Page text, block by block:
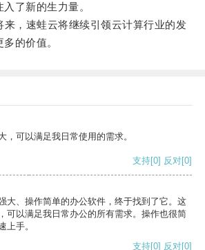
了新的生力量。
，速蛙云将继续引领云计算行业的发
的价值。
，可以满足我日常使用的需求。
支持[0] 反对[0]
大、操作简单的办公软件，终于找到了它。这
可以满足我日常办公的所有需求。操作也很简
上手。
支持[0] 反对[0]